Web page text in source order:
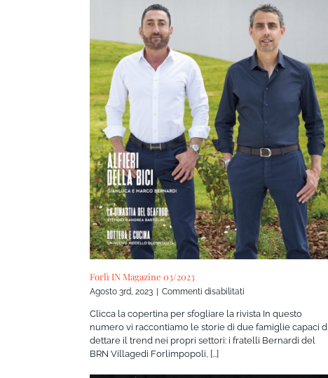
Forlì IN Magazine 03/2023
Agosto 3rd, 2023 | Commenti disabilitati
IN
Magazine
03/2023
Clicca la copertina per sfogliare la rivista In questo
numero vi raccontiamo le storie di due famiglie capaci di
dettare il trend nei propri settori: i fratelli Bernardi del
BRN Villagedi Forlimpopoli, [...]